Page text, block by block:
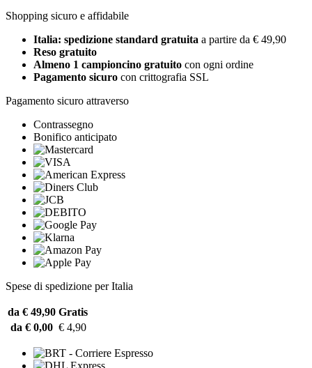
Shopping sicuro e affidabile
Italia: spedizione standard gratuita a partire da € 49,90
Reso gratuito
Almeno 1 campioncino gratuito con ogni ordine
Pagamento sicuro con crittografia SSL
Pagamento sicuro attraverso
Contrassegno
Bonifico anticipato
Spese di spedizione per Italia
da € 49,90 Gratis
da € 0,00 € 4,90